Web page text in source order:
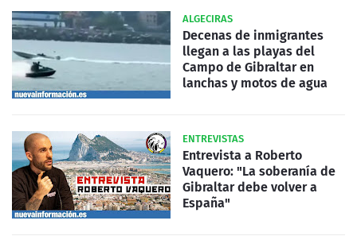
ALGECIRAS
Decenas de inmigrantes
llegan a las playas del
Campo de Gibraltar en
lanchas y motos de agua
ENTREVISTAS
Entrevista a Roberto
Vaquero: "La soberanía de
Gibraltar debe volver a
España"